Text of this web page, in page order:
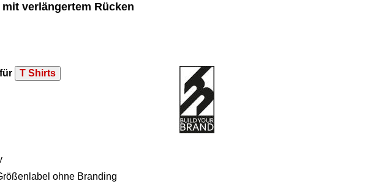
verlängertem Rücken
T Shirts
ohne Branding